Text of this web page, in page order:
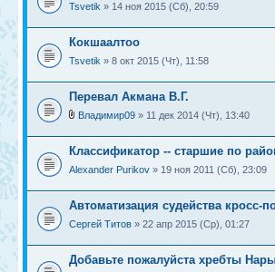
Tsvetik » 14 ноя 2015 (Сб), 20:59
Кокшаалтоо
Tsvetik » 8 окт 2015 (Чт), 11:58
Перевал Акмана В.Г.
Владимир09 » 11 дек 2014 (Чт), 13:40
Классификатор -- старшие по
Alexander Purikov » 19 ноя 2011 (Сб), 23:09
Автоматизация судейства кросс-
Сергей Титов » 22 апр 2015 (Ср), 01:27
Добавьте пожалуйста хребты